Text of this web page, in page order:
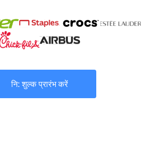
नि: शुल्क प्रारंभ करें